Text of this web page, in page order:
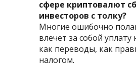
сфере криптовалют
инвесторов с толку?
Многие ошибочно
влечет за собой
как переводы, как
налогом.